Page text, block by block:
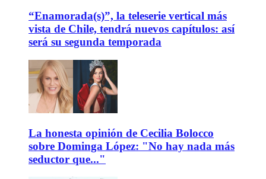
“Enamorada(s)”, la teleserie vertical más
vista de Chile, tendrá nuevos capítulos: así
será su segunda temporada
La honesta opinión de Cecilia Bolocco
sobre Dominga López: "No hay nada más
seductor que..."